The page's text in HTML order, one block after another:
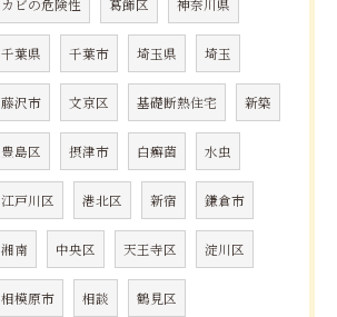
カビの危険性 葛飾区 神奈川県
千葉県 千葉市 埼玉県 埼玉
藤沢市 文京区 基礎断熱住宅 新築
豊島区 摂津市 白癬菌 水虫
江戸川区 港北区 新宿 鎌倉市
湘南 中央区 天王寺区 淀川区
相模原市 相談 鶴見区